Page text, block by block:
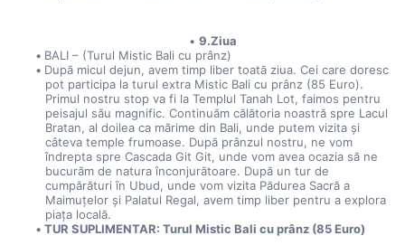
9.Ziua
BALI – (Turul Mistic Bali cu prânz)
După micul dejun, avem timp liber toată ziua. Cei care doresc
pot participa la turul extra Mistic Bali cu prânz (85 Euro).
Primul nostru stop va fi la Templul Tanah Lot, faimos pentru
peisajul său magnific. Continuăm călătoria noastră spre Lacul
Bratan, al doilea ca mărime din Bali, unde putem vizita și
câteva temple frumoase. După prânzul nostru, ne vom
îndrepta spre Cascada Git Git, unde vom avea ocazia să ne
bucurăm de natura înconjurătoare. După un tur de
cumpărături în Ubud, unde vom vizita Pădurea Sacră a
Maimuțelor și Palatul Regal, avem timp liber pentru a explora
piața locală.
TUR SUPLIMENTAR: Turul Mistic Bali cu prânz (85 Euro)